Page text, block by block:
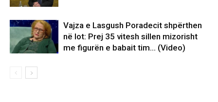
Vajza e Lasgush Poradecit shpërthen
në lot: Prej 35 vitesh sillen mizorisht
me figurën e babait tim… (Video)